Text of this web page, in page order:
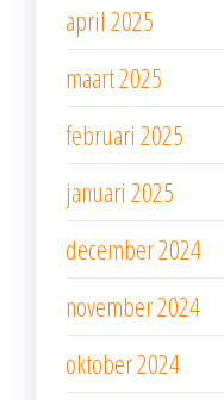
april 2025
maart 2025
februari 2025
januari 2025
december 2024
november 2024
oktober 2024